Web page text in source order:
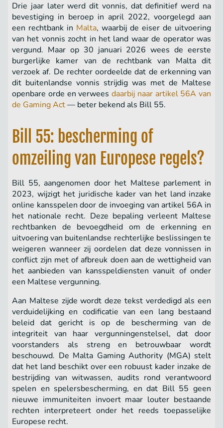
Drie jaar later werd dit vonnis, dat definitief werd na
bevestiging in beroep in april 2022, voorgelegd aan
een rechtbank in Malta, waarbij de eiser de uitvoering
van het vonnis zocht in het land waar de operator was
vergund. Maar op 30 januari 2026 wees de eerste
burgerlijke kamer van de rechtbank van Malta dit
verzoek af. De rechter oordeelde dat de erkenning van
dit buitenlandse vonnis strijdig was met de Maltese
openbare orde en verwees daarbij naar artikel 56A van
de Gaming Act— beter bekend als Bill 55.
Bill 55: bescherming of
omzeiling van Europese regels?
Bill 55, aangenomen door het Maltese parlement in
2023, wijzigt het juridische kader van het land inzake
online kansspelen door de invoeging van artikel 56A in
het nationale recht. Deze bepaling verleent Maltese
rechtbanken de bevoegdheid om de erkenning en
uitvoering van buitenlandse rechterlijke beslissingen te
weigeren wanneer zij oordelen dat deze vonnissen in
conflict zijn met of afbreuk doen aan de wettigheid van
het aanbieden van kansspeldiensten vanuit of onder
een Maltese vergunning.
Aan Maltese zijde wordt deze tekst verdedigd als een
verduidelijking en codificatie van een lang bestaand
beleid dat gericht is op de bescherming van de
integriteit van haar vergunningenstelsel, dat door
voorstanders als streng en betrouwbaar wordt
beschouwd. De Malta Gaming Authority (MGA) stelt
dat het land beschikt over een robuust kader inzake de
bestrijding van witwassen, audits rond verantwoord
spelen en spelersbescherming, en dat Bill 55 geen
nieuwe immuniteiten invoert maar louter bestaande
rechten interpreteert onder het reeds toepasselijke
Europese recht.